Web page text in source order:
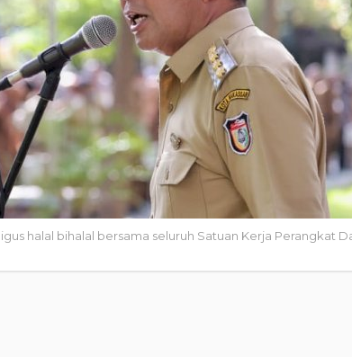
halal bihalal bersama seluruh Satuan Kerja Perangkat